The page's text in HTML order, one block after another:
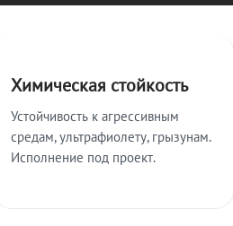
Химическая стойкость
Устойчивость к агрессивным
средам, ультрафиолету, грызунам.
Исполнение под проект.